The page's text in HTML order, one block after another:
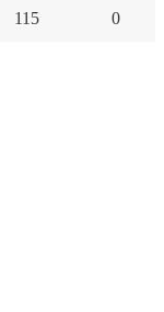
115
0